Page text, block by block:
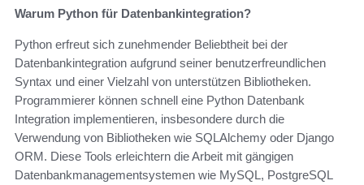
Warum Python für Datenbankintegration?
Python erfreut sich zunehmender Beliebtheit bei der
Datenbankintegration aufgrund seiner benutzerfreundlichen
Syntax und einer Vielzahl von unterstützen Bibliotheken.
Programmierer können schnell eine Python Datenbank
Integration implementieren, insbesondere durch die
Verwendung von Bibliotheken wie SQLAlchemy oder Django
ORM. Diese Tools erleichtern die Arbeit mit gängigen
Datenbankmanagementsystemen wie MySQL, PostgreSQL